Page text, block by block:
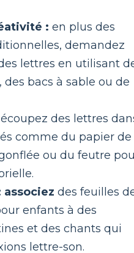
: en plus des
demandez
lettres en utilisant
bacs à sable ou de
des lettres
comme du papier de
ou du feutre
des feuilles
enfants à des
et des chants qui
lettre-son.